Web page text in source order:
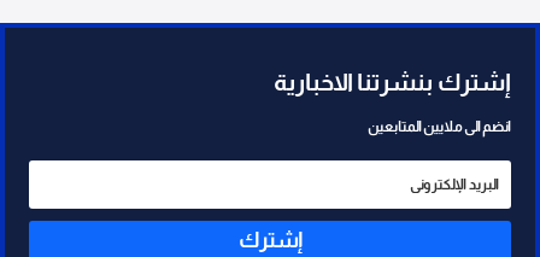
إشترك بنشرتنا الاخبارية
انضم الى ملايين المتابعين
إشترك